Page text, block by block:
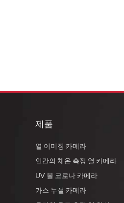
제품
열 이미징 카메라
인간의 체온 측정 열 카메라
UV 볼 코로나 카메라
가스 누설 카메라